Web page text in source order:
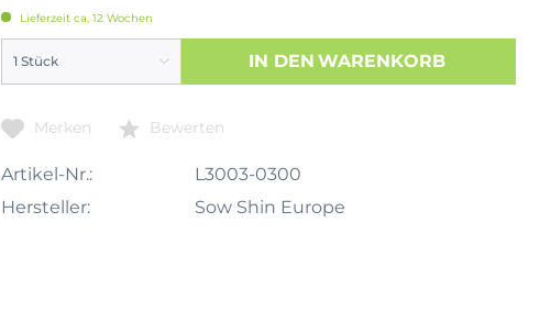
Lieferzeit ca, 12 Wochen
IN DEN WARENKORB
Merken Bewerten
Artikel-Nr.:
L3003-0300
Hersteller:
Sow Shin Europe